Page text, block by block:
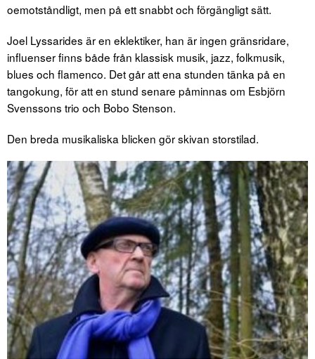
oemotståndligt, men på ett snabbt och förgängligt sätt.
Joel Lyssarides är en eklektiker, han är ingen gränsridare,
influenser finns både från klassisk musik, jazz, folkmusik,
blues och flamenco. Det går att ena stunden tänka på en
tangokung, för att en stund senare påminnas om Esbjörn
Svenssons trio och Bobo Stenson.
Den breda musikaliska blicken gör skivan storstilad.